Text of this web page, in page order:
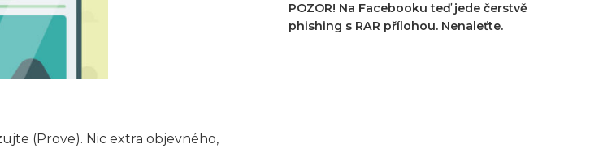
(Prove). Nic extra objevného,
POZOR! Na Facebooku teď jede čerstvě
phishing s RAR přílohou. Nenaleťte.